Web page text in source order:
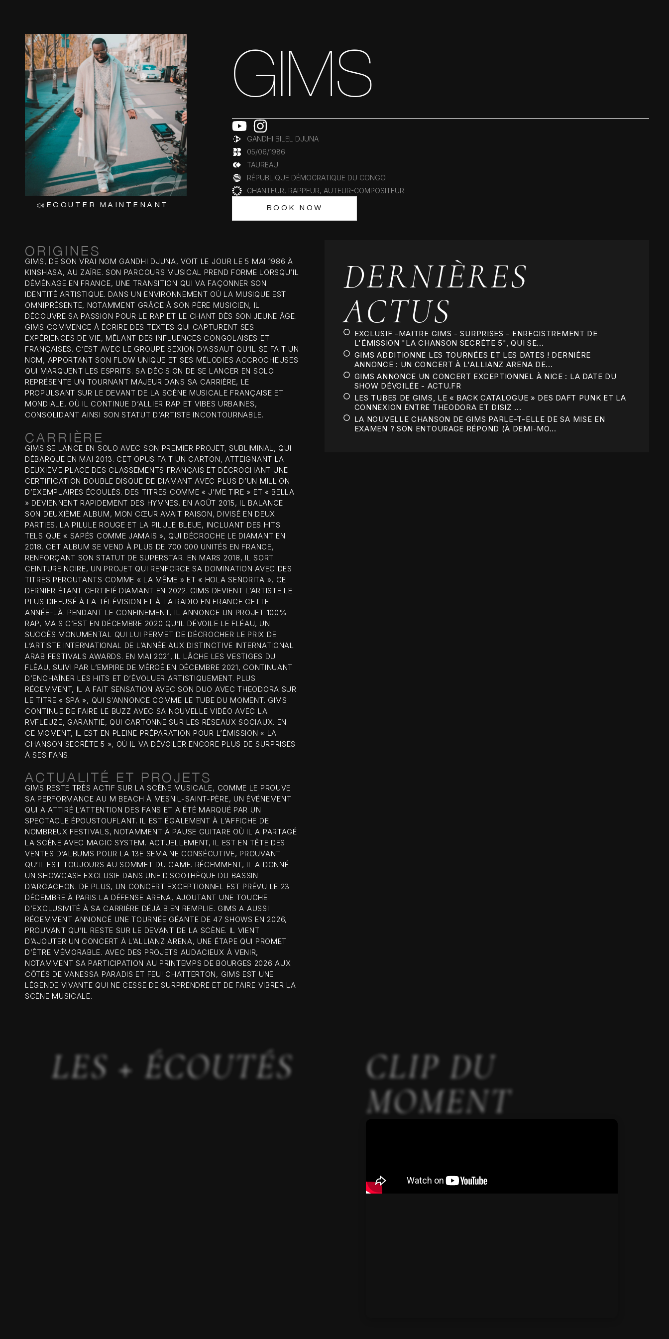
ECOUTER MAINTENANT
GIMS
GANDHI BILEL DJUNA
05/06/1986
TAUREAU
RÉPUBLIQUE DÉMOCRATIQUE DU CONGO
CHANTEUR, RAPPEUR, AUTEUR-COMPOSITEUR
BOOK NOW
ORIGINES
GIMS, DE SON VRAI NOM GANDHI DJUNA, VOIT LE JOUR LE 5 MAI 1986 À
KINSHASA, AU ZAÏRE. SON PARCOURS MUSICAL PREND FORME LORSQU’IL
DÉMÉNAGE EN FRANCE, UNE TRANSITION QUI VA FAÇONNER SON
IDENTITÉ ARTISTIQUE. DANS UN ENVIRONNEMENT OÙ LA MUSIQUE EST
OMNIPRÉSENTE, NOTAMMENT GRÂCE À SON PÈRE MUSICIEN, IL
DÉCOUVRE SA PASSION POUR LE RAP ET LE CHANT DÈS SON JEUNE ÂGE.
GIMS COMMENCE À ÉCRIRE DES TEXTES QUI CAPTURENT SES
EXPÉRIENCES DE VIE, MÊLANT DES INFLUENCES CONGOLAISES ET
FRANÇAISES. C’EST AVEC LE GROUPE SEXION D’ASSAUT QU’IL SE FAIT UN
NOM, APPORTANT SON FLOW UNIQUE ET SES MÉLODIES ACCROCHEUSES
QUI MARQUENT LES ESPRITS. SA DÉCISION DE SE LANCER EN SOLO
REPRÉSENTE UN TOURNANT MAJEUR DANS SA CARRIÈRE, LE
PROPULSANT SUR LE DEVANT DE LA SCÈNE MUSICALE FRANÇAISE ET
MONDIALE, OÙ IL CONTINUE D’ALLIER RAP ET VIBES URBAINES,
CONSOLIDANT AINSI SON STATUT D’ARTISTE INCONTOURNABLE.
CARRIÈRE
GIMS SE LANCE EN SOLO AVEC SON PREMIER PROJET, SUBLIMINAL, QUI
DÉBARQUE EN MAI 2013. CET OPUS FAIT UN CARTON, ATTEIGNANT LA
DEUXIÈME PLACE DES CLASSEMENTS FRANÇAIS ET DÉCROCHANT UNE
CERTIFICATION DOUBLE DISQUE DE DIAMANT AVEC PLUS D’UN MILLION
D’EXEMPLAIRES ÉCOULÉS. DES TITRES COMME « J’ME TIRE » ET « BELLA
» DEVIENNENT RAPIDEMENT DES HYMNES. EN AOÛT 2015, IL BALANCE
SON DEUXIÈME ALBUM, MON CŒUR AVAIT RAISON, DIVISÉ EN DEUX
PARTIES, LA PILULE ROUGE ET LA PILULE BLEUE, INCLUANT DES HITS
TELS QUE « SAPÉS COMME JAMAIS », QUI DÉCROCHE LE DIAMANT EN
2018. CET ALBUM SE VEND À PLUS DE 700 000 UNITÉS EN FRANCE,
RENFORÇANT SON STATUT DE SUPERSTAR. EN MARS 2018, IL SORT
CEINTURE NOIRE, UN PROJET QUI RENFORCE SA DOMINATION AVEC DES
TITRES PERCUTANTS COMME « LA MÊME » ET « HOLA SEÑORITA », CE
DERNIER ÉTANT CERTIFIÉ DIAMANT EN 2022. GIMS DEVIENT L’ARTISTE LE
PLUS DIFFUSÉ À LA TÉLÉVISION ET À LA RADIO EN FRANCE CETTE
ANNÉE-LÀ. PENDANT LE CONFINEMENT, IL ANNONCE UN PROJET 100%
RAP, MAIS C’EST EN DÉCEMBRE 2020 QU’IL DÉVOILE LE FLÉAU, UN
SUCCÈS MONUMENTAL QUI LUI PERMET DE DÉCROCHER LE PRIX DE
L’ARTISTE INTERNATIONAL DE L’ANNÉE AUX DISTINCTIVE INTERNATIONAL
ARAB FESTIVALS AWARDS. EN MAI 2021, IL LÂCHE LES VESTIGES DU
FLÉAU, SUIVI PAR L’EMPIRE DE MÉROÉ EN DÉCEMBRE 2021, CONTINUANT
D’ENCHAÎNER LES HITS ET D’ÉVOLUER ARTISTIQUEMENT. PLUS
RÉCEMMENT, IL A FAIT SENSATION AVEC SON DUO AVEC THEODORA SUR
LE TITRE « SPA », QUI S’ANNONCE COMME LE TUBE DU MOMENT. GIMS
CONTINUE DE FAIRE LE BUZZ AVEC SA NOUVELLE VIDÉO AVEC LA
RVFLEUZE, GARANTIE, QUI CARTONNE SUR LES RÉSEAUX SOCIAUX. EN
CE MOMENT, IL EST EN PLEINE PRÉPARATION POUR L’ÉMISSION « LA
CHANSON SECRÈTE 5 », OÙ IL VA DÉVOILER ENCORE PLUS DE SURPRISES
À SES FANS.
ACTUALITÉ ET PROJETS
GIMS RESTE TRÈS ACTIF SUR LA SCÈNE MUSICALE, COMME LE PROUVE
SA PERFORMANCE AU M BEACH À MESNIL-SAINT-PÈRE, UN ÉVÉNEMENT
QUI A ATTIRÉ L’ATTENTION DES FANS ET A ÉTÉ MARQUÉ PAR UN
SPECTACLE ÉPOUSTOUFLANT. IL EST ÉGALEMENT À L’AFFICHE DE
NOMBREUX FESTIVALS, NOTAMMENT À PAUSE GUITARE OÙ IL A PARTAGÉ
LA SCÈNE AVEC MAGIC SYSTEM. ACTUELLEMENT, IL EST EN TÊTE DES
VENTES D’ALBUMS POUR LA 13E SEMAINE CONSÉCUTIVE, PROUVANT
QU’IL EST TOUJOURS AU SOMMET DU GAME. RÉCEMMENT, IL A DONNÉ
UN SHOWCASE EXCLUSIF DANS UNE DISCOTHÈQUE DU BASSIN
D’ARCACHON. DE PLUS, UN CONCERT EXCEPTIONNEL EST PRÉVU LE 23
DÉCEMBRE À PARIS LA DÉFENSE ARENA, AJOUTANT UNE TOUCHE
D’EXCLUSIVITÉ À SA CARRIÈRE DÉJÀ BIEN REMPLIE. GIMS A AUSSI
RÉCEMMENT ANNONCÉ UNE TOURNÉE GÉANTE DE 47 SHOWS EN 2026,
PROUVANT QU’IL RESTE SUR LE DEVANT DE LA SCÈNE. IL VIENT
D’AJOUTER UN CONCERT À L’ALLIANZ ARENA, UNE ÉTAPE QUI PROMET
D’ÊTRE MÉMORABLE. AVEC DES PROJETS AUDACIEUX À VENIR,
NOTAMMENT SA PARTICIPATION AU PRINTEMPS DE BOURGES 2026 AUX
CÔTÉS DE VANESSA PARADIS ET FEU! CHATTERTON, GIMS EST UNE
LÉGENDE VIVANTE QUI NE CESSE DE SURPRENDRE ET DE FAIRE VIBRER LA
SCÈNE MUSICALE.
DERNIÈRES
ACTUS
EXCLUSIF -MAITRE GIMS - SURPRISES - ENREGISTREMENT DE
L'ÉMISSION "LA CHANSON SECRÈTE 5", QUI SE...
GIMS ADDITIONNE LES TOURNÉES ET LES DATES ! DERNIÈRE
ANNONCE : UN CONCERT À L'ALLIANZ ARENA DE...
GIMS ANNONCE UN CONCERT EXCEPTIONNEL À NICE : LA DATE DU
SHOW DÉVOILÉE - ACTU.FR
LES TUBES DE GIMS, LE « BACK CATALOGUE » DES DAFT PUNK ET LA
CONNEXION ENTRE THEODORA ET DISIZ ...
LA NOUVELLE CHANSON DE GIMS PARLE-T-ELLE DE SA MISE EN
EXAMEN ? SON ENTOURAGE RÉPOND (À DEMI-MO...
LES + ÉCOUTÉS
CLIP DU
MOMENT